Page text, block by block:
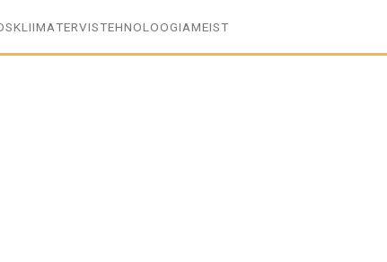
KLIIMATERVISTEHNOLOOGIAMEIST